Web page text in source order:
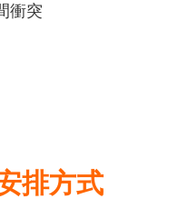
衝突
排方式